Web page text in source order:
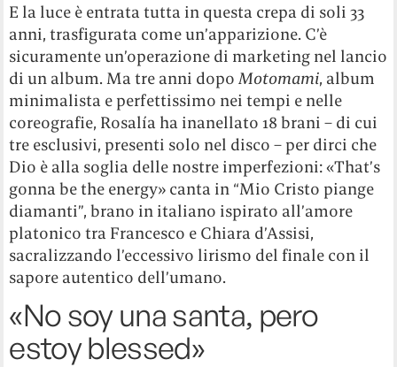
E la luce è entrata tutta in questa crepa di soli 33
anni, trasfigurata come un’apparizione. C’è
sicuramente un’operazione di marketing nel lancio
di un album. Ma tre anni dopoMotomami, album
minimalista e perfettissimo nei tempi e nelle
coreografie, Rosalía ha inanellato 18 brani – di cui
tre esclusivi, presenti solo nel disco – per dirci che
Dio è alla soglia delle nostre imperfezioni: «That’s
gonna be the energy» canta in “Mio Cristo piange
diamanti”, brano in italiano ispirato all’amore
platonico tra Francesco e Chiara d’Assisi,
sacralizzando l’eccessivo lirismo del finale con il
sapore autentico dell’umano.
«No soy una santa, pero
estoy blessed»